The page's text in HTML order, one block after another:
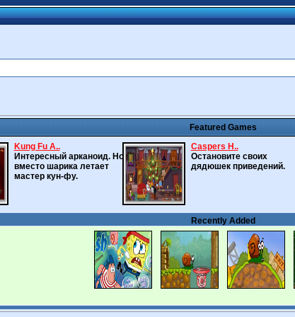
Featured Games
Kung Fu A..
Интересный арканоид. Но
вместо шарика летает
мастер кун-фу.
Caspers H..
Остановите своих
дядюшек приведений.
Recently Added